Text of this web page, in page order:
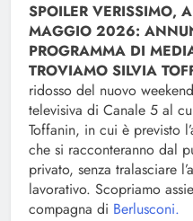
SPOILER VERISSIMO,
MAGGIO 2026:
PROGRAMMA DI
TROVIAMO SILVIA
ridosso del nuovo
televisiva di Canale 5 al
Toffanin, in cui è previsto
che si racconteranno dal
privato, senza tralasciare
lavorativo. Scopriamo
compagna di Berlusconi.